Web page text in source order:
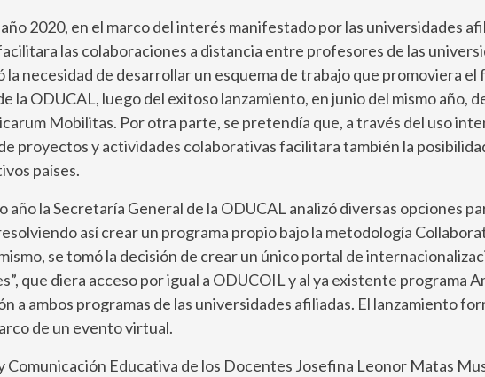
2020, en el marco del interés manifestado por las universidades
las colaboraciones a distancia entre profesores de las
la necesidad de desarrollar un esquema de trabajo que promoviera
la ODUCAL, luego del exitoso lanzamiento, en junio del mismo año,
Mobilitas. Por otra parte, se pretendía que, a través del uso
proyectos y actividades colaborativas facilitara también la
países.
la Secretaría General de la ODUCAL analizó diversas opciones
así crear un programa propio bajo la metodología
se tomó la decisión de crear un único portal de
que diera acceso por igual a ODUCOIL y al ya existente programa
a ambos programas de las universidades afiliadas. El lanzamiento
de un evento virtual.
Comunicación Educativa de los Docentes Josefina Leonor Matas